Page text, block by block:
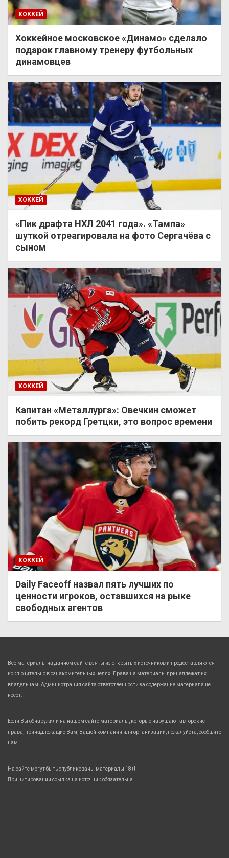
ХОККЕЙ
Хоккейное московское «Динамо» сделало
подарок главному тренеру футбольных
динамовцев
ХОККЕЙ
«Пик драфта НХЛ 2041 года». «Тампа»
шуткой отреагировала на фото Сергачёва с
сыном
ХОККЕЙ
Капитан «Металлурга»: Овечкин сможет
побить рекорд Гретцки, это вопрос времени
ХОККЕЙ
Daily Faceoff назвал пять лучших по
ценности игроков, оставшихся на рыке
свободных агентов
Все материалы на данном сайте взяты из открытых источников и предоставляются
исключительно в ознакомительных целях. Права на материалы принадлежат их
владельцам. Администрация сайта ответственности за содержание материала не
несет.
Если Вы обнаружили на нашем сайте материалы, которые нарушают авторские
права, принадлежащие Вам, Вашей компании или организации, пожалуйста, сообщите
нам.
На сайте могут быть опубликованы материалы 18+!
При цитировании ссылка на источник обязательна.